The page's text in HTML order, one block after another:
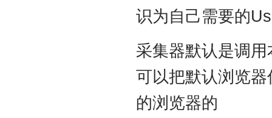
识为自己需要的
采集器默认是调
可以把默认浏览
的浏览器的